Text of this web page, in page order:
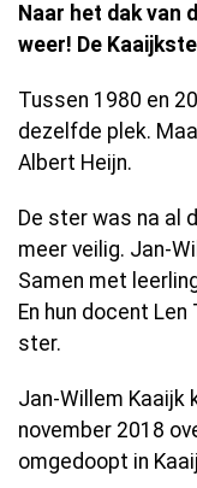
Naar het dak van
weer! De
Tussen 1980 en
dezelfde plek.
Albert Heijn.
De ster was na al
meer veilig. Jan-
Samen met
En hun docent
ster.
Jan-Willem Kaaijk
november 2018
omgedoopt in